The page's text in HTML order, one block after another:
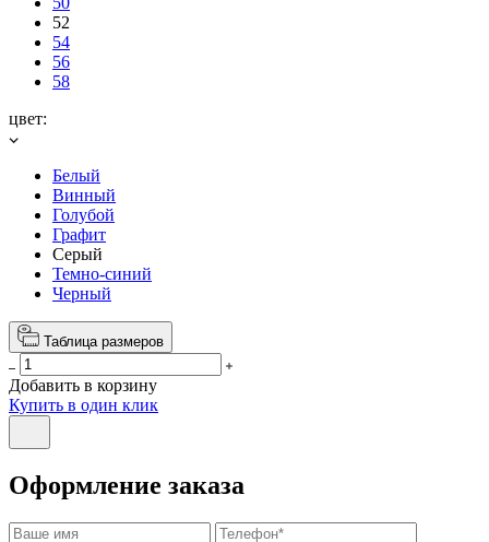
52
54
56
58
цвет:
Белый
Винный
Голубой
Графит
Серый
Темно-синий
Черный
Таблица размеров
Добавить в корзину
Купить в один клик
Оформление заказа